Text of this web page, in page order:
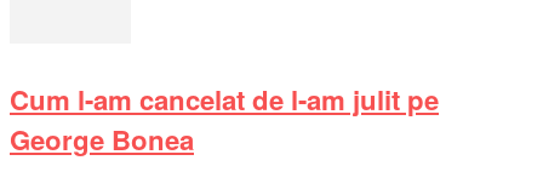
Cum l-am cancelat de l-am julit pe
George Bonea